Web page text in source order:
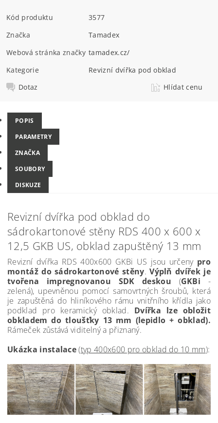
Kód produktu
3577
Značka
Tamadex
Webová stránka značky tamadex.cz/
Kategorie
Revizní dvířka pod obklad
Dotaz
Hlídat cenu
POPIS
PARAMETRY
ZNAČKA
SOUBORY
DISKUZE
Revizní dvířka pod obklad do
sádrokartonové stěny RDS 400 x 600 x
12,5 GKB US, obklad zapuštěný 13 mm
Revizní dvířka RDS 400x600 GKBi US jsou určeny pro
montáž do sádrokartonové stěny.Výplň dvířek je
tvořena impregnovanou SDK deskou (GKBi -
zelená), upevněnou pomocí samovrtných šroubů, která
je zapuštěná do hliníkového rámu vnitřního křídla jako
podklad pro keramický obklad. Dvířka lze obložit
obkladem do tloušťky 13 mm (lepidlo + obklad).
Rámeček zůstává viditelný a přiznaný.
Ukázka instalace(typ 400x600 pro obklad do 10 mm):